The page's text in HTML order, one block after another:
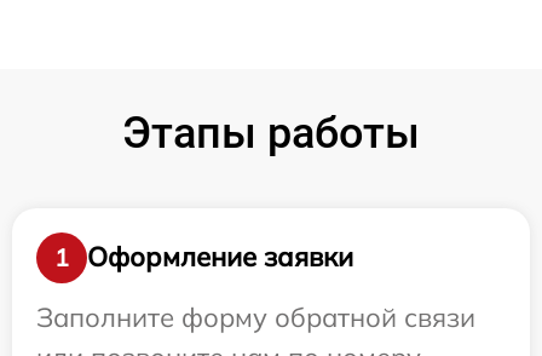
Этапы работы
1
Оформление заявки
Заполните форму обратной связи